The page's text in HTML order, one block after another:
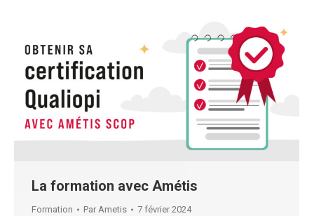
La formation avec Amétis
Formation Par Ametis 7 février 2024